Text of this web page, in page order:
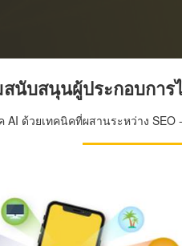
นับสนุนผู้ประกอบการ
ด้วยเทคนิคที่ผสานระหว่าง